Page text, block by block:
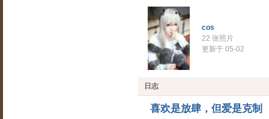
cos
22 张照片
更新于 05-02
日志
喜欢是放肆，但爱是克制